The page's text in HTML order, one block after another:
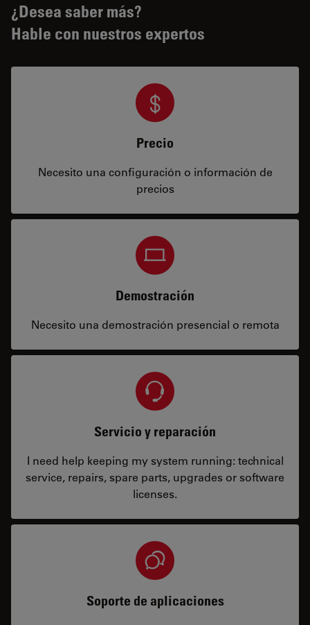
¿Desea saber más?
Hable con nuestros expertos
Precio
Necesito una configuración o información de
precios
Demostración
Necesito una demostración presencial o remota
Servicio y reparación
I need help keeping my system running: technical
service, repairs, spare parts, upgrades or software
licenses.
Soporte de aplicaciones